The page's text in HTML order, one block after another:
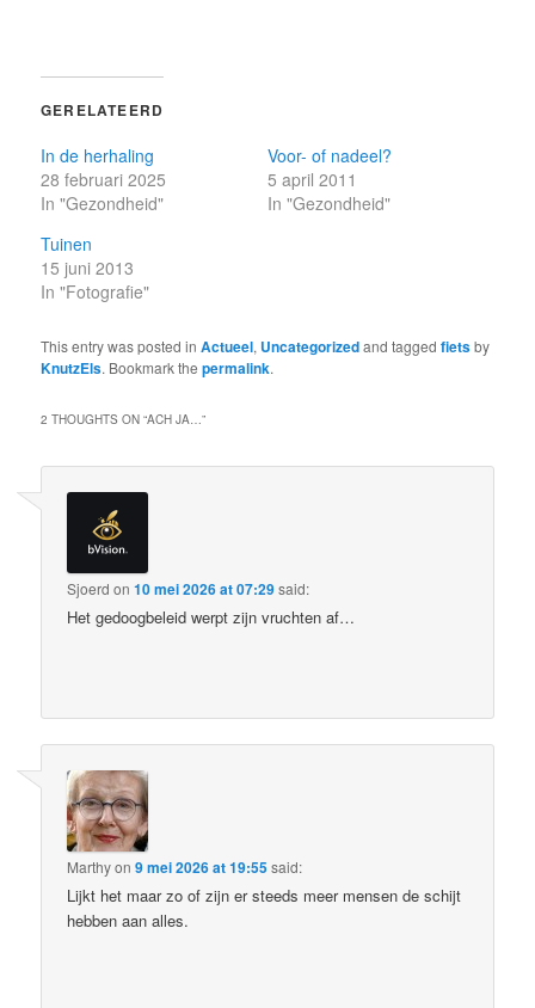
GERELATEERD
In de herhaling
28 februari 2025
In "Gezondheid"
Voor- of nadeel?
5 april 2011
In "Gezondheid"
Tuinen
15 juni 2013
In "Fotografie"
This entry was posted inActueel, Uncategorizedand taggedfietsby
KnutzEls. Bookmark thepermalink.
2 THOUGHTS ON “ACH JA…”
Sjoerd on10 mei 2026 at 07:29said:
Het gedoogbeleid werpt zijn vruchten af…
Marthyon9 mei 2026 at 19:55said:
Lijkt het maar zo of zijn er steeds meer mensen de schijt
hebben aan alles.